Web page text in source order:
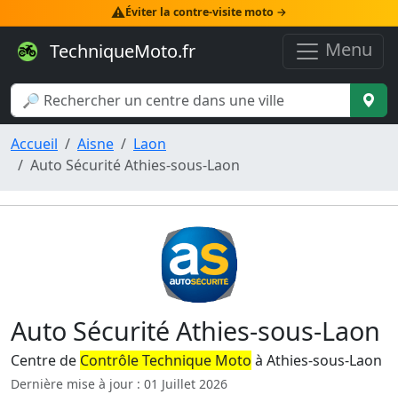
⚠️Éviter la contre-visite moto →
TechniqueMoto.fr Menu
Accueil Aisne
Laon
Auto Sécurité Athies-sous-Laon
Auto Sécurité Athies-sous-Laon
Centre de Contrôle Technique Moto à Athies-sous-Laon
Dernière mise à jour : 01 Juillet 2026